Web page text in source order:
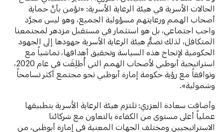
الحالات الأسرية في هيئة الرعاية الأسرية: «نؤمن بأنَّ حماية
أصحاب الهمم ورعايتهم مسؤولية الجميع، وهو ليس مجرَّد
واجب اجتماعي، بل هو استثمار في مستقبل مزدهر لمجتمعنا
المتكافل، لذلك تضمُّ هيئة الرعاية الأسرية جهودها إلى الجهود
الحكومية لإنجاح هذه السياسة وتحقيق أهدافها، تماشياً مع
استراتيجية أبوظبي لأصحاب الهمم التي أُطلِقَت في عام 2020،
وتوافقاً مع رؤية حكومة إمارة أبوظبي نحو مجتمع أكثر تسامحاً
وشمولية».
وأضافت سعادة العزري: تلتزم هيئة الرعاية الأسرية بتطبيقها
عملياً أعلى مستوى من الكفاءة بالتعاون مع شركائنا
الاستراتيجيين ومختلف الجهات المعنية في إمارة أبوظبي، من